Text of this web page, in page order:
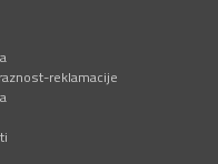
reklamacije